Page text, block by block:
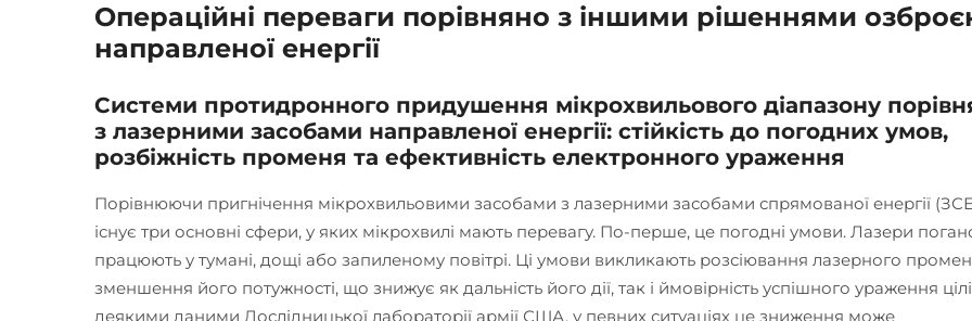
Операційні переваги порівняно з іншими рішеннями
направленої енергії
Системи протидронного придушення мікрохвильового діапазону
з лазерними засобами направленої енергії: стійкість до погодних умов,
розбіжність променя та ефективність електронного ураження
Порівнюючи пригнічення мікрохвильовими засобами з лазерними засобами спрямованої енергії
існує три основні сфери, у яких мікрохвилі мають перевагу. По-перше, це погодні умови. Лазери
працюють у тумані, дощі або запиленому повітрі. Ці умови викликають розсіювання лазерного
зменшення його потужності, що знижує як дальність його дії, так і ймовірність успішного ураження
деякими даними Дослідницької лабораторії армії США, у певних ситуаціях це зниження може